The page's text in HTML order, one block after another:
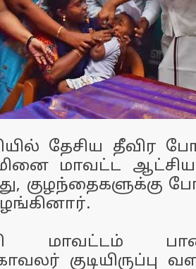
தேசிய தீவிர
மாவட்ட
குழந்தைகளுக்கு
மாவட்டம்
குடியிருப்பு